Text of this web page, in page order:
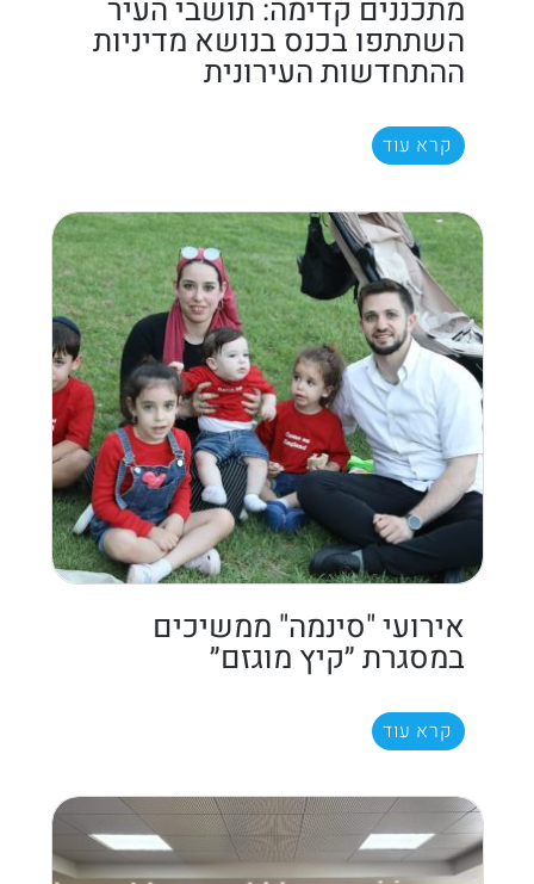
מתכננים קדימה: תושבי העיר
השתתפו בכנס בנושא מדיניות
ההתחדשות העירונית
קרא עוד
אירועי "סינמה" ממשיכים
במסגרת ״קיץ מוגזם״
קרא עוד